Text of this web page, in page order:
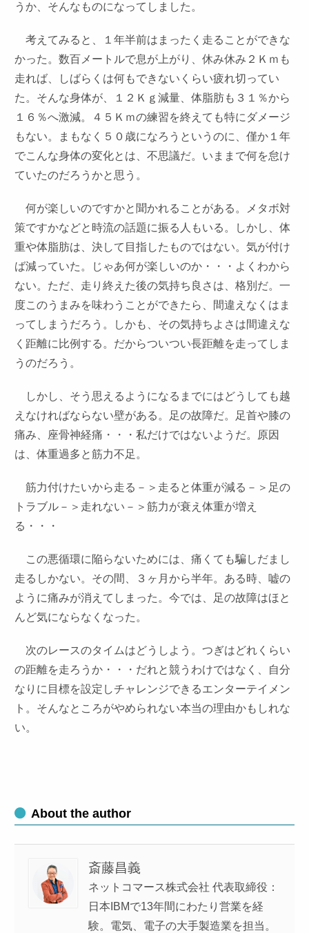
うか、そんなものになってしました。
考えてみると、１年半前はまったく走ることができな
かった。数百メートルで息が上がり、休み休み２Ｋｍも
走れば、しばらくは何もできないくらい疲れ切ってい
た。そんな身体が、１２Ｋｇ減量、体脂肪も３１％から
１６％へ激減。４５Ｋｍの練習を終えても特にダメージ
もない。まもなく５０歳になろうというのに、僅か１年
でこんな身体の変化とは、不思議だ。いままで何を怠け
ていたのだろうかと思う。
何が楽しいのですかと聞かれることがある。メタボ対
策ですかなどと時流の話題に振る人もいる。しかし、体
重や体脂肪は、決して目指したものではない。気が付け
ば減っていた。じゃあ何が楽しいのか・・・よくわから
ない。ただ、走り終えた後の気持ち良さは、格別だ。一
度このうまみを味わうことができたら、間違えなくはま
ってしまうだろう。しかも、その気持ちよさは間違えな
く距離に比例する。だからついつい長距離を走ってしま
うのだろう。
しかし、そう思えるようになるまでにはどうしても越
えなければならない壁がある。足の故障だ。足首や膝の
痛み、座骨神経痛・・・私だけではないようだ。原因
は、体重過多と筋力不足。
筋力付けたいから走る－＞走ると体重が減る－＞足の
トラブル－＞走れない－＞筋力が衰え体重が増え
る・・・
この悪循環に陥らないためには、痛くても騙しだまし
走るしかない。その間、３ヶ月から半年。ある時、嘘の
ように痛みが消えてしまった。今では、足の故障はほと
んど気にならなくなった。
次のレースのタイムはどうしよう。つぎはどれくらい
の距離を走ろうか・・・だれと競うわけではなく、自分
なりに目標を設定しチャレンジできるエンターテイメン
ト。そんなところがやめられない本当の理由かもしれな
い。
About the author
斎藤昌義
ネットコマース株式会社 代表取締役：
日本IBMで13年間にわたり営業を経
験。電気、電子の大手製造業を担当。